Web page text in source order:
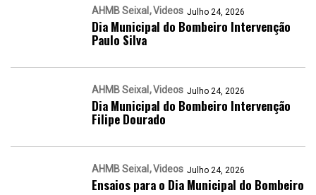
AHMB Seixal Videos Julho 24, 2026
Dia Municipal do Bombeiro Intervenção
Paulo Silva
AHMB Seixal Videos Julho 24, 2026
Dia Municipal do Bombeiro Intervenção
Filipe Dourado
AHMB Seixal Videos Julho 24, 2026
Ensaios para o Dia Municipal do Bombeiro